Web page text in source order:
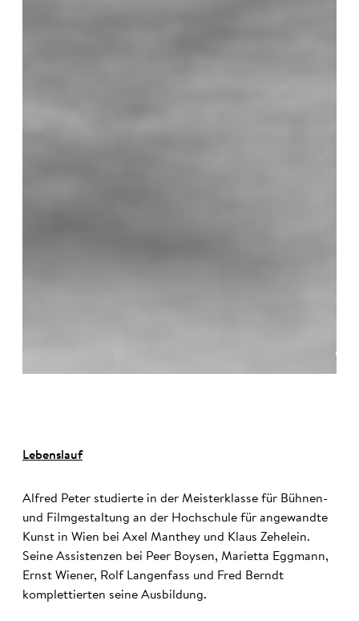
©
Lebenslauf
Alfred Peter studierte in der Meisterklasse für Bühnen-
und Filmgestaltung an der Hochschule für angewandte
Kunst in Wien bei Axel Manthey und Klaus Zehelein.
Seine Assistenzen bei Peer Boysen, Marietta Eggmann,
Ernst Wiener, Rolf Langenfass und Fred Berndt
komplettierten seine Ausbildung.